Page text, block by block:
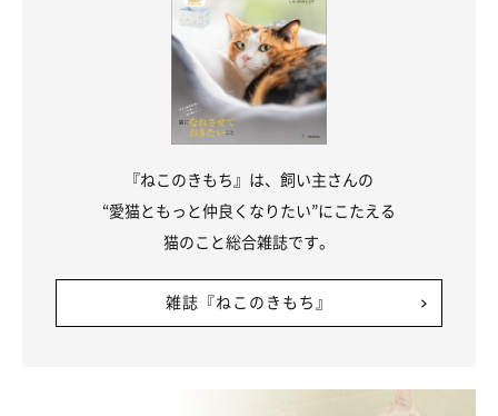
『ねこのきもち』は、飼い主さんの
“愛猫ともっと仲良くなりたい”にこたえる
猫のこと総合雑誌です。
雑誌『ねこのきもち』